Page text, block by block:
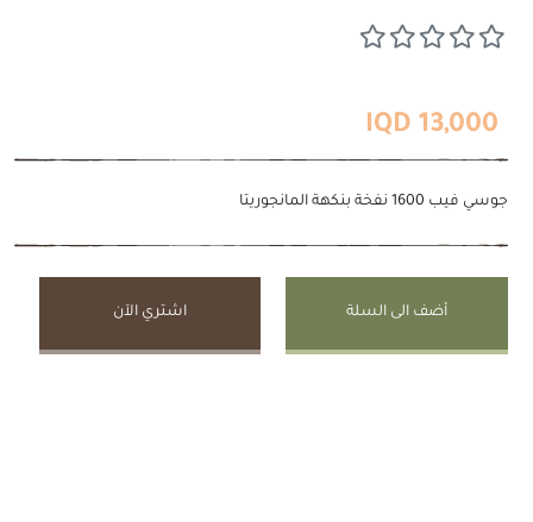
13,000 IQD
جوسي فيب 1600 نفخة بنكهة المانجوريتا
أضف الى السلة اشتري الآن